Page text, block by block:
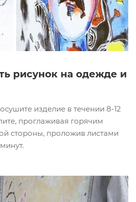
рисунок на одежде и
изделие в течении 8-12
проглаживая горячим
стороны, проложив листами